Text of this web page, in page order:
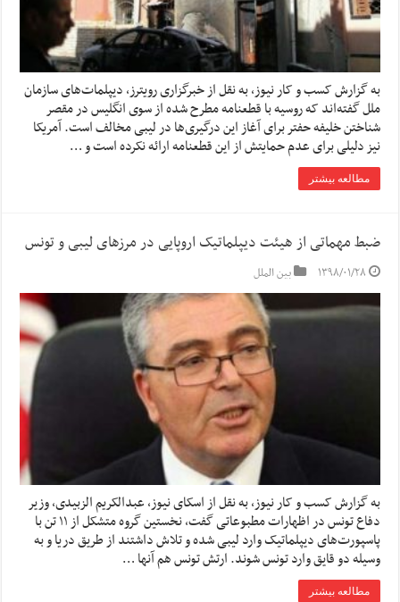
به گزارش کسب و کار نیوز، به نقل از خبرگزاری رویترز، دیپلمات‌های سازمان
ملل گفته‌اند که روسیه با قطعنامه مطرح شده از سوی انگلیس در مقصر
شناختن خلیفه حفتر برای آغاز این درگیری‌ها در لیبی مخالف است. آمریکا
نیز دلیلی برای عدم حمایتش از این قطعنامه ارائه نکرده است و …
مطالعه بیشتر
ضبط مهماتی از هیئت دیپلماتیک اروپایی در مرزهای لیبی و تونس
۱۳۹۸/۰۱/۲۸ بین الملل
به گزارش کسب و کار نیوز، به نقل از اسکای نیوز، عبدالکریم الزبیدی، وزیر
دفاع تونس در اظهارات مطبوعاتی گفت، نخستین گروه متشکل از ۱۱ تن با
پاسپورت‌های دیپلماتیک وارد لیبی شده و تلاش داشتند از طریق دریا و به
وسیله دو قایق وارد تونس شوند. ارتش تونس هم آنها …
مطالعه بیشتر